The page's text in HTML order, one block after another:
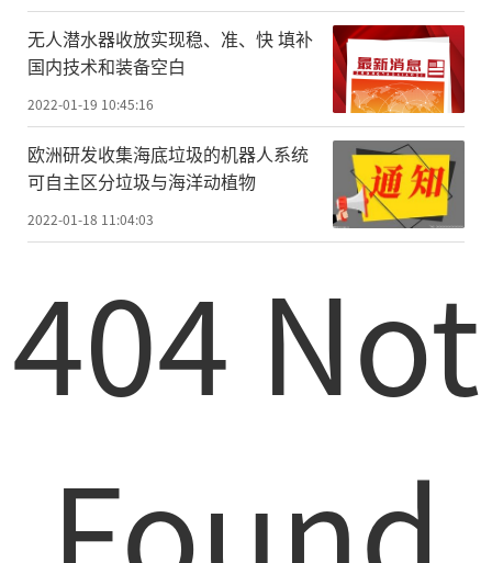
无人潜水器收放实现稳、准、快 填补
国内技术和装备空白
2022-01-19 10:45:16
欧洲研发收集海底垃圾的机器人系统
可自主区分垃圾与海洋动植物
2022-01-18 11:04:03
404 Not